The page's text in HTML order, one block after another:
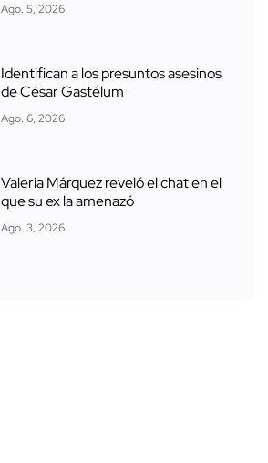
Ago. 5, 2026
Identifican a los presuntos asesinos
de César Gastélum
Ago. 6, 2026
Valeria Márquez reveló el chat en el
que su ex la amenazó
Ago. 3, 2026